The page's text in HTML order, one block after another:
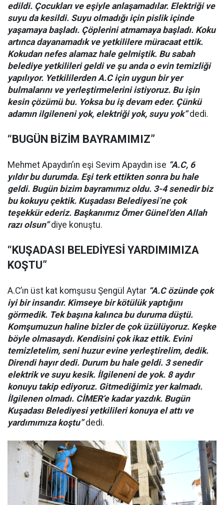
edildi. Çocukları ve eşiyle anlaşamadılar. Elektriği ve
suyu da kesildi. Suyu olmadığı için pislik içinde
yaşamaya başladı. Çöplerini atmamaya başladı. Koku
artınca dayanamadık ve yetkililere müracaat ettik.
Kokudan nefes alamaz hale gelmiştik. Bu sabah
belediye yetkilileri geldi ve şu anda o evin temizliği
yapılıyor. Yetkililerden A.C için uygun bir yer
bulmalarını ve yerleştirmelerini istiyoruz. Bu işin
kesin çözümü bu. Yoksa bu iş devam eder. Çünkü
adamın ilgileneni yok, elektriği yok, suyu yok”dedi.
“BUGÜN BİZİM BAYRAMIMIZ”
Mehmet Apaydın’ın eşi Sevim Apaydın ise “A.C, 6
yıldır bu durumda. Eşi terk ettikten sonra bu hale
geldi. Bugün bizim bayramımız oldu. 3-4 senedir biz
bu kokuyu çektik. Kuşadası Belediyesi’ne çok
teşekkür ederiz. Başkanımız Ömer Günel’den Allah
razı olsun”diye konuştu.
“KUŞADASI BELEDİYESİ YARDIMIMIZA
KOŞTU”
A.C’ın üst kat komşusu Şengül Aytar “A.C özünde çok
iyi bir insandır. Kimseye bir kötülük yaptığını
görmedik. Tek başına kalınca bu duruma düştü.
Komşumuzun haline bizler de çok üzülüyoruz. Keşke
böyle olmasaydı. Kendisini çok ikaz ettik. Evini
temizletelim, seni huzur evine yerleştirelim, dedik.
Direndi hayır dedi. Durum bu hale geldi. 3 senedir
elektrik ve suyu kesik. İlgileneni de yok. 8 aydır
konuyu takip ediyoruz. Gitmediğimiz yer kalmadı.
İlgilenen olmadı. CİMER’e kadar yazdık. Bugün
Kuşadası Belediyesi yetkilileri konuya el attı ve
yardımımıza koştu”dedi.